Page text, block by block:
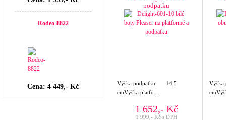
Rodeo-8822
Cena: 4 449,- Kč
podpatku
Výška podpatku 14,5
cmVýška platfo ..
1 652,- Kč
1 999,- Kč s DPH